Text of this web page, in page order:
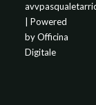
| Powered
byOfficina
Digitale